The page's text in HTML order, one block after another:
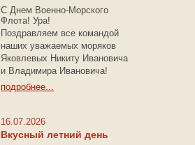
С Днем Военно-Морского
Флота! Ура!
Поздравляем все командой
наших уважаемых моряков
Яковлевых Никиту Ивановича
и Владимира Ивановича!
подробнее...
16.07.2026
Вкусный летний день